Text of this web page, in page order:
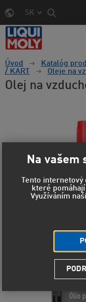
SK
Úvod Katalóg
/ KART
Oleje na
Olej na
Na vašem
Tento
které
Využíváním